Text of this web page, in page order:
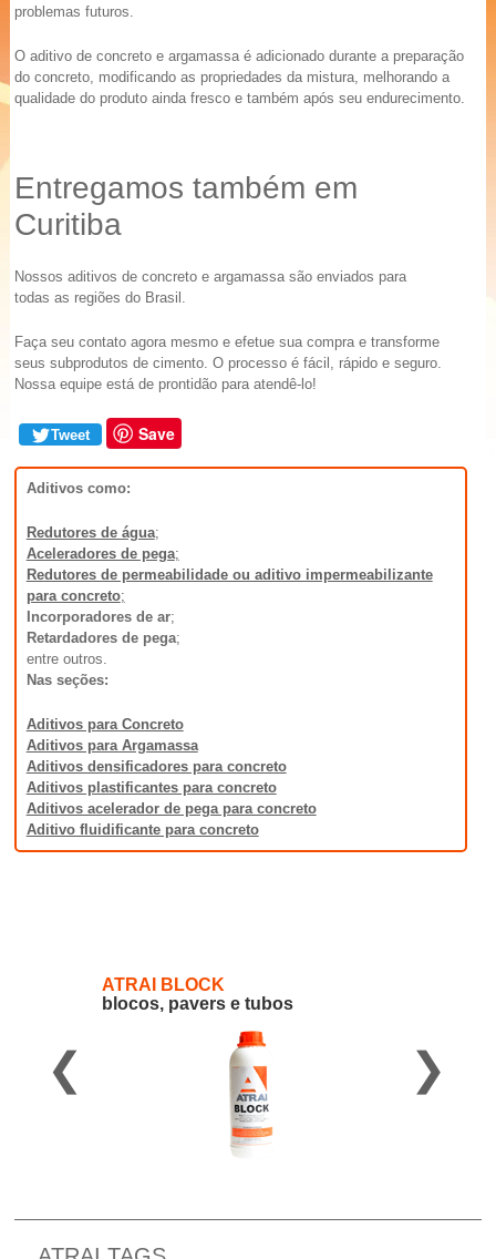
problemas futuros.
O aditivo de concreto e argamassa é adicionado durante a preparação
do concreto, modificando as propriedades da mistura, melhorando a
qualidade do produto ainda fresco e também após seu endurecimento.
Entregamos também em
Curitiba
Nossos aditivos de concreto e argamassa são enviados para
todas as regiões do Brasil.
Faça seu contato agora mesmo e efetue sua compra e transforme
seus subprodutos de cimento. O processo é fácil, rápido e seguro.
Nossa equipe está de prontidão para atendê-lo!
Tweet Save
Aditivos como:
Redutores de água;
Aceleradores de pega;
Redutores de permeabilidade ou aditivo impermeabilizante
para concreto;
Incorporadores de ar;
Retardadores de pega;
entre outros.
Nas seções:
Aditivos para Concreto
Aditivos para Argamassa
Aditivos densificadores para concreto
Aditivos plastificantes para concreto
Aditivos acelerador de pega para concreto
Aditivo fluidificante para concreto
ATRAI BLOCK
blocos, pavers e tubos
❮ ❯